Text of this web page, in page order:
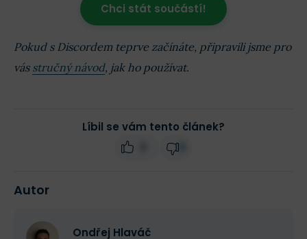
Chci stát součástí!
Pokud s Discordem teprve začínáte, připravili jsme pro
vás stručný návod, jak ho používat.
Líbil se vám tento článek?
Autor
Ondřej Hlaváč